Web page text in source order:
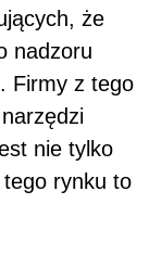
że
nadzoru
Firmy z tego
nie tylko
rynku to